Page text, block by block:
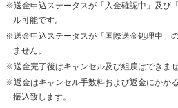
※送金申込ステータスが「入金確認中」及び
ル可能です。
※送金申込ステータスが「国際送金処理中」
ません。
※送金完了後はキャンセル及び組戻はできま
※返金はキャンセル手数料および返金にかか
振込致します。